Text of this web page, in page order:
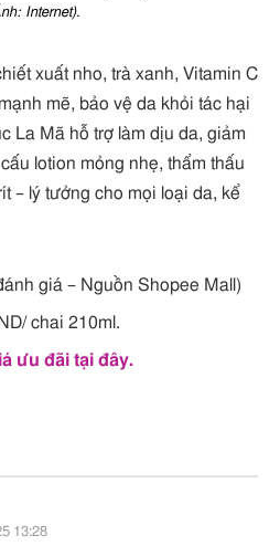
Internet).
xuất nho, trà xanh, Vitamin C
mẽ, bảo vệ da khỏi tác hại
La Mã hỗ trợ làm dịu da, giảm
lotion mỏng nhẹ, thẩm thấu
– lý tưởng cho mọi loại da, kể
giá – Nguồn Shopee Mall)
chai 210ml.
ưu đãi tại đây.
13:28